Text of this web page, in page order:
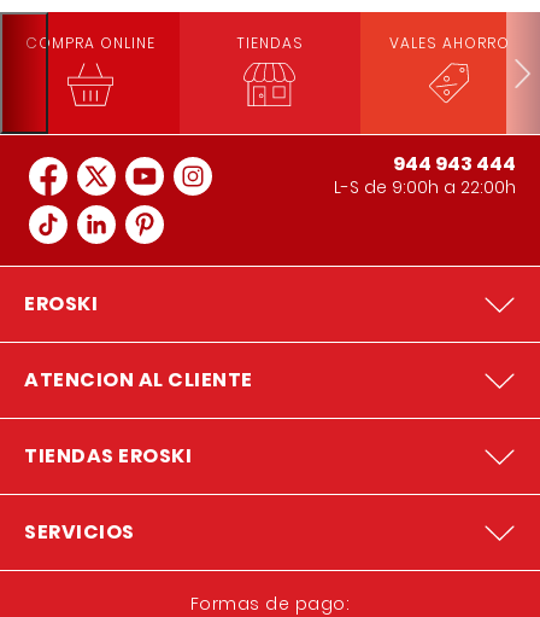
COMPRA ONLINE TIENDAS VALES AHORRO
944 943 444
L-S de 9:00h a 22:00h
EROSKI
ATENCION AL CLIENTE
TIENDAS EROSKI
SERVICIOS
Formas de pago: